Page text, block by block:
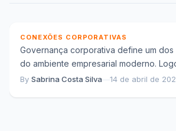
CONEXÕES CORPORATIVAS
Governança corporativa define um dos
do ambiente empresarial moderno.
contato com relatórios, comunicados e
By Sabrina Costa Silva—14 de abril de